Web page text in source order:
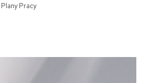
Pracy